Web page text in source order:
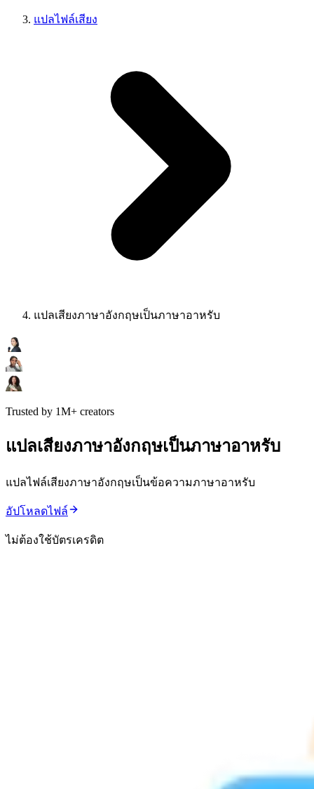
แปลไฟล์เสียง
แปลเสียงภาษาอังกฤษเป็นภาษาอาหรับ
Trusted by 1M+ creators
แปลเสียงภาษาอังกฤษเป็นภาษาอาหรับ
แปลไฟล์เสียงภาษาอังกฤษเป็นข้อความภาษาอาหรับ
อัปโหลดไฟล์
ไม่ต้องใช้บัตรเครดิต